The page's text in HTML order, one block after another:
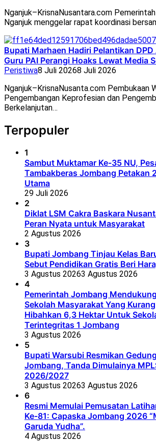
Nganjuk–KrisnaNusantara.com
Nganjuk menggelar rapat koordinasi
Bupati Marhaen Hadiri Pelantikan DPD
Guru PAI Perangi Hoaks Lewat Media
Peristiwa8 Juli 20268 Juli 2026
Nganjuk–KrisnaNusanta.com Pembukaan
Pengembangan Keprofesian dan
Berkelanjutan…
Terpopuler
1
Sambut Muktamar Ke-35 NU,
Tambakberas Jombang Petakan
Utama
29 Juli 2026
2
Diklat LSM Cakra Baskara
Peran Nyata untuk Masyarakat
2 Agustus 2026
3
Bupati Jombang Tinjau Kelas
Sebut Pendidikan Gratis Beri
3 Agustus 20263 Agustus 2026
4
Pemerintah Jombang
Sekolah Masyarakat Yang
Hibahkan 6,3 Hektar Untuk
Terintegritas 1 Jombang
3 Agustus 2026
5
Bupati Warsubi Resmikan
Jombang, Tanda Dimulainya
2026/2027
3 Agustus 20263 Agustus 2026
6
Resmi Memulai Pemusatan
Ke-81: Capaska Jombang 2026
Garuda Yudha”.
4 Agustus 2026